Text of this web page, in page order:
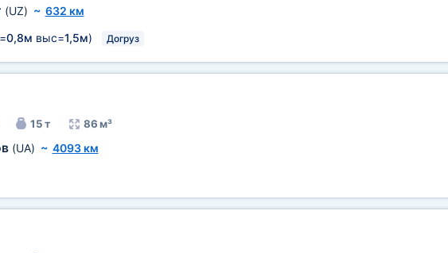
(UZ) ~ 632 км
0,8м выс=1,5м) Догруз
15 т 86 м³
(UA) ~ 4093 км